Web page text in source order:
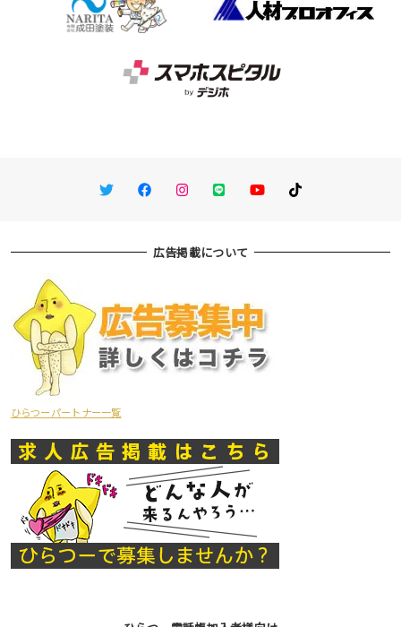
TwitterFacebookInstagram
LINE You TubeTikTok
広告掲載について
ひらつーパートナー一覧